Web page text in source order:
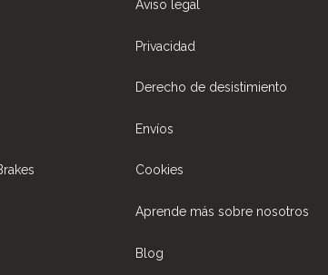
Aviso legal
Privacidad
Derecho de desistimiento
Envíos
Cookies
Aprende más sobre nosotros
Blog